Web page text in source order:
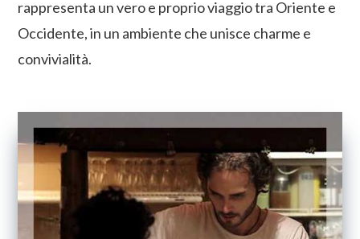
rappresenta un vero e proprio viaggio tra Oriente e
Occidente, in un ambiente che unisce charme e
convivialità.